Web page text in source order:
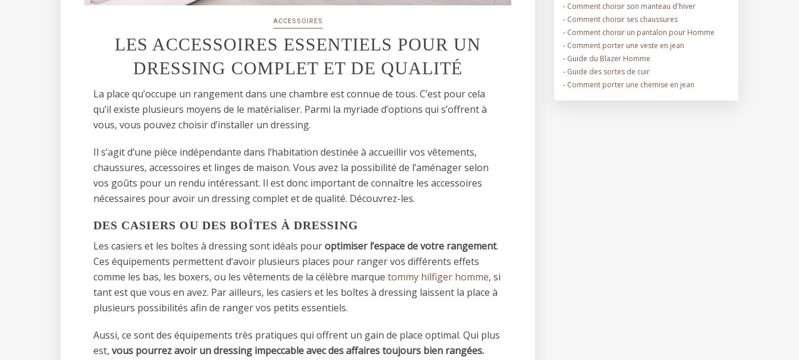
ACCESSOIRES
LES ACCESSOIRES ESSENTIELS POUR UN
DRESSING COMPLET ET DE QUALITÉ
La place qu’occupe un rangement dans une chambre est connue de tous. C’est pour cela
qu’il existe plusieurs moyens de le matérialiser. Parmi la myriade d’options qui s’offrent à
vous, vous pouvez choisir d’installer un dressing.
Il s’agit d’une pièce indépendante dans l’habitation destinée à accueillir vos vêtements,
chaussures, accessoires et linges de maison. Vous avez la possibilité de l’aménager selon
vos goûts pour un rendu intéressant. Il est donc important de connaître les accessoires
nécessaires pour avoir un dressing complet et de qualité. Découvrez-les.
DES CASIERS OU DES BOÎTES À DRESSING
Les casiers et les boîtes à dressing sont idéals pouroptimiser l’espace de votre rangement.
Ces équipements permettent d‘avoir plusieurs places pour ranger vos différents effets
comme les bas, les boxers, ou les vêtements de la célèbre marque tommy hilfiger homme, si
tant est que vous en avez. Par ailleurs, les casiers et les boîtes à dressing laissent la place à
plusieurs possibilités afin de ranger vos petits essentiels.
Aussi, ce sont des équipements très pratiques qui offrent un gain de place optimal. Qui plus
est, vous pourrez avoir un dressing impeccable avec des affaires toujours bien rangées.
- Comment choisir son manteau d'hiver
- Comment choisir ses chaussures
- Comment choisir un pantalon pour Homme
- Comment porter une veste en jean
- Guide du Blazer Homme
- Guide des sortes de cuir
- Comment porter une chemise en jean